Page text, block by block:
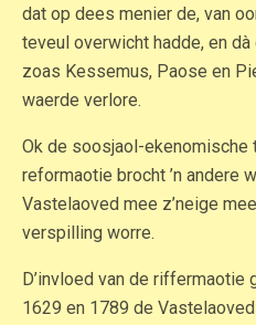
dat op dees menier de, van
teveul overwicht hadde, en
zoas Kessemus, Paose en
waerde verlore.
Ok de soosjaol-ekenomische
reformaotie brocht ’n andere
Vastelaoved mee z’neige
verspilling worre.
D’invloed van de
1629 en 1789 de